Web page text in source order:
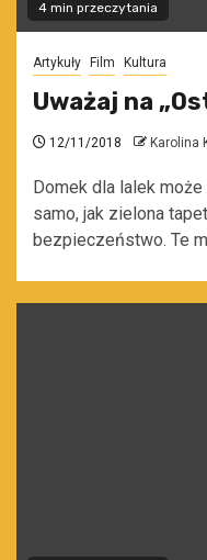
4 min przeczytania
Artykuły Film Kultura
Uważaj na
12/11/2018 Karolina
Domek dla lalek
samo, jak zielona
bezpieczeństwo. Te